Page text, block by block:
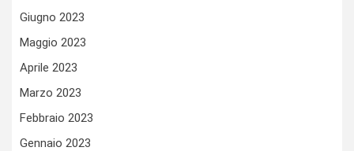
Giugno 2023
Maggio 2023
Aprile 2023
Marzo 2023
Febbraio 2023
Gennaio 2023